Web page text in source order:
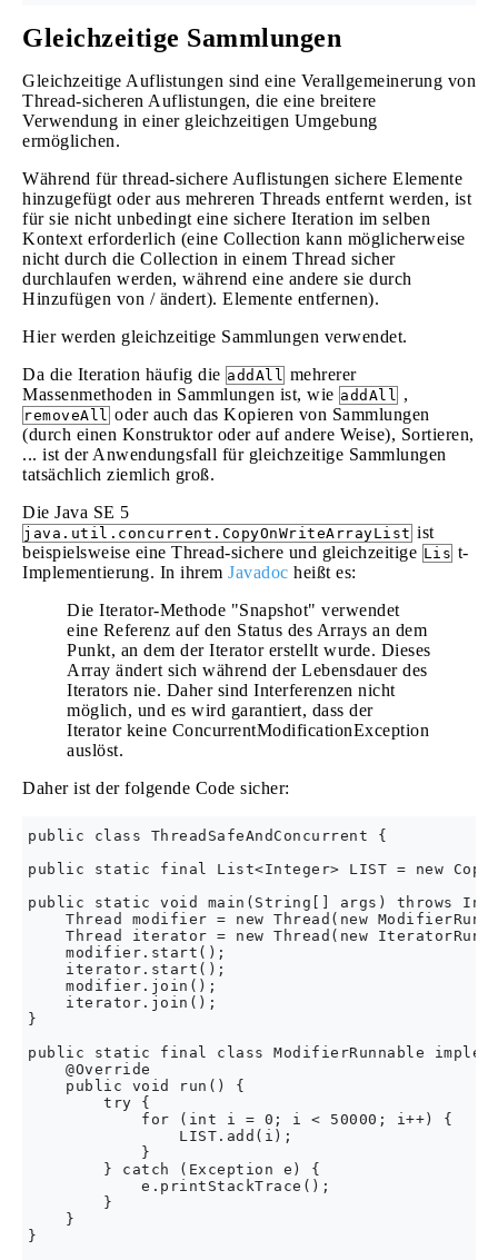
Gleichzeitige Sammlungen
Gleichzeitige Auflistungen sind eine Verallgemeinerung von
Thread-sicheren Auflistungen, die eine breitere
Verwendung in einer gleichzeitigen Umgebung
ermöglichen.
Während für thread-sichere Auflistungen sichere Elemente
hinzugefügt oder aus mehreren Threads entfernt werden, ist
für sie nicht unbedingt eine sichere Iteration im selben
Kontext erforderlich (eine Collection kann möglicherweise
nicht durch die Collection in einem Thread sicher
durchlaufen werden, während eine andere sie durch
Hinzufügen von / ändert). Elemente entfernen).
Hier werden gleichzeitige Sammlungen verwendet.
Da die Iteration häufig die addAll mehrerer
Massenmethoden in Sammlungen ist, wie addAll ,
removeAll oder auch das Kopieren von Sammlungen
(durch einen Konstruktor oder auf andere Weise), Sortieren,
... ist der Anwendungsfall für gleichzeitige Sammlungen
tatsächlich ziemlich groß.
Die Java SE 5
java.util.concurrent.CopyOnWriteArrayList ist
beispielsweise eine Thread-sichere und gleichzeitige Lis t-
Implementierung. In ihrem Javadoc heißt es:
Die Iterator-Methode "Snapshot" verwendet
eine Referenz auf den Status des Arrays an dem
Punkt, an dem der Iterator erstellt wurde. Dieses
Array ändert sich während der Lebensdauer des
Iterators nie. Daher sind Interferenzen nicht
möglich, und es wird garantiert, dass der
Iterator keine ConcurrentModificationException
auslöst.
Daher ist der folgende Code sicher:
public class ThreadSafeAndConcurrent {
public static final List<Integer> LIST = new
public static void main(String[] args) throws
Thread modifier = new Thread(new
Thread iterator = new Thread(new
    modifier.start();
    iterator.start();
    modifier.join();
    iterator.join();
}
public static final class ModifierRunnable
    @Override
    public void run() {
        try {
            for (int i = 0; i < 50000; i++) {
                LIST.add(i);
            }
        } catch (Exception e) {
            e.printStackTrace();
        }
    }
}